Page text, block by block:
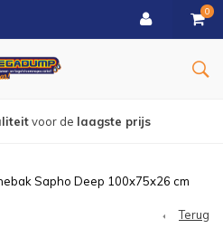
0
vanaf €150
Sapho Deep 100x75x26 cm
Terug